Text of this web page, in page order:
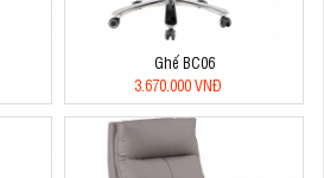
Ghế BC06
3.670.000 VNĐ